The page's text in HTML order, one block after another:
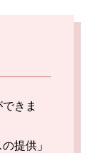
きま
提供」